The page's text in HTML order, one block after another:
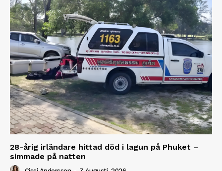
28-årig irländare hittad död i lagun på Phuket –
simmade på natten